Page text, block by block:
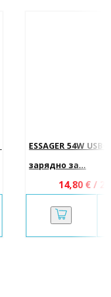
ESSAGER 54W
зарядно за...
14,80 € /